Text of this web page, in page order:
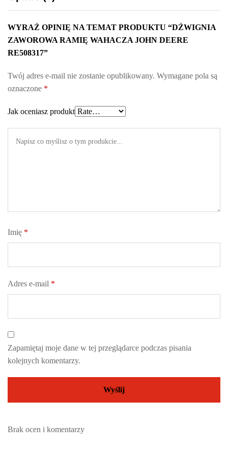
r
R
E
5
8
3
7
q
WYRAŹ OPINIĘ NA TEMAT PRODUKTU “DŹWIGNIA
ZAWOROWA RAMIĘ WAHACZA JOHN DEERE
RE508317”
Twój adres e-mail nie zostanie opublikowany. Wymagane pola są
oznaczone *
Jak oceniasz produkt
Imię *
Adres e-mail *
Zapamiętaj moje dane w tej przeglądarce podczas pisania
kolejnych komentarzy.
Brak ocen i komentarzy